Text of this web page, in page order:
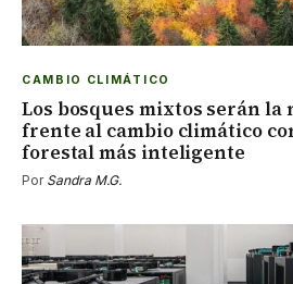
CAMBIO CLIMÁTICO
Los bosques mixtos serán la
frente al cambio climático
forestal más inteligente
Por Sandra M.G.